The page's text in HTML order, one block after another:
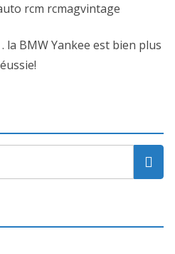
rcm rcmagvintage
la BMW Yankee est bien plus